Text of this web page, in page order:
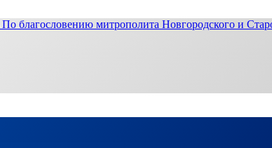
По благословению митрополита Новгородского и